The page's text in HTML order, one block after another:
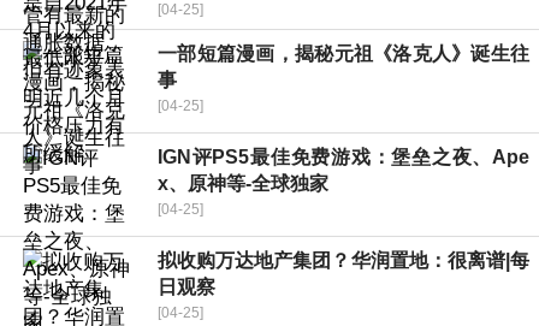
[04-25]
一部短篇漫画，揭秘元祖《洛克人》诞生往
事
[04-25]
IGN评PS5最佳免费游戏：堡垒之夜、Ape
x、原神等-全球独家
[04-25]
拟收购万达地产集团？华润置地：很离谱|每
日观察
[04-25]